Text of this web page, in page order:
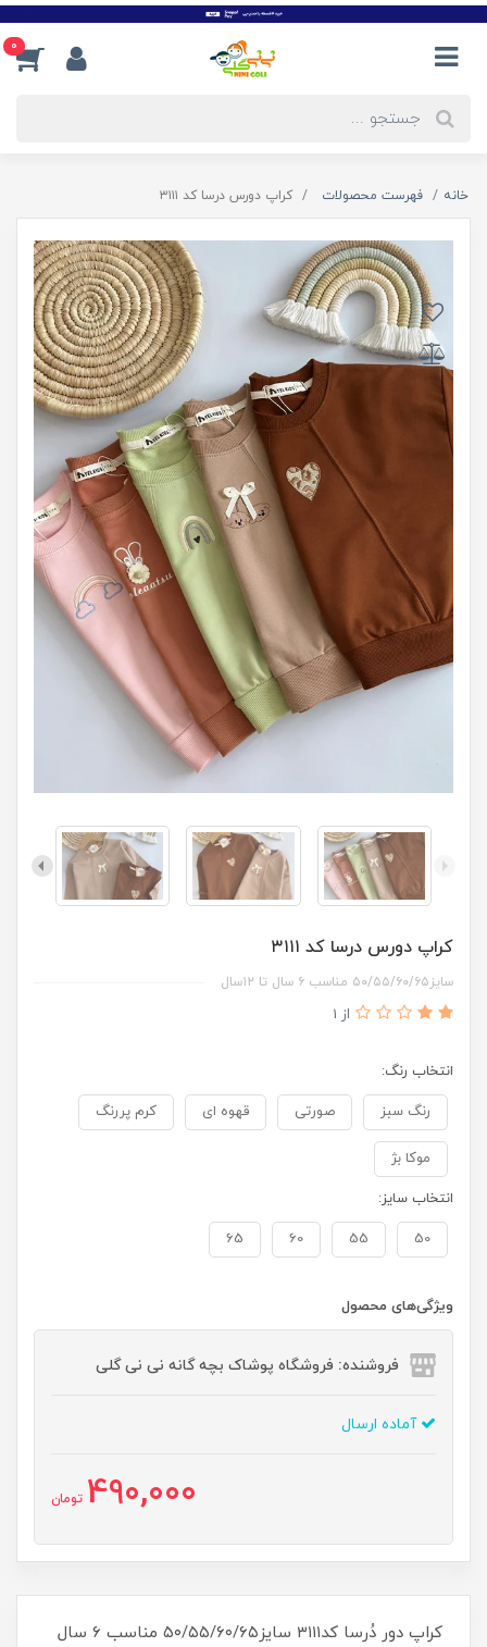
0
خانه فهرست محصولات کراپ دورس درسا کد ۳۱۱۱
کراپ دورس درسا کد ۳۱۱۱
سایز۵۰/۵۵/۶۰/۶۵ مناسب ۶ سال تا ۱۲سال
از 1
انتخاب رنگ:
رنگ سبز صورتی قهوه ای کرم پررنگ
موکا بژ
انتخاب سایز:
50
55
60
65
ویژگی‌های محصول
فروشنده: فروشگاه پوشاک بچه گانه نی نی گلی
آماده ارسال
490,000 تومان
کراپ دور دُرسا کد۳۱۱۱ سایز۵۰/۵۵/۶۰/۶۵ مناسب ۶ سال